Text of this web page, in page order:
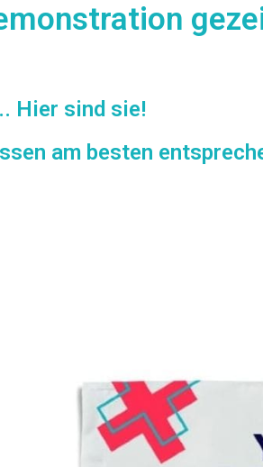
Hier sind sie!
am besten